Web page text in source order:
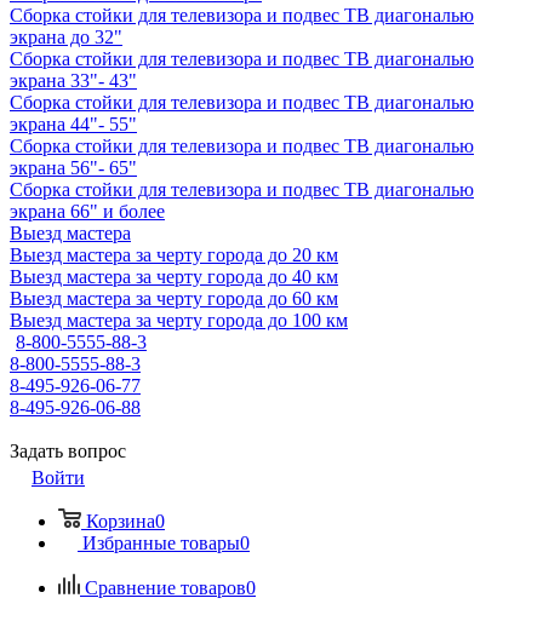
Сборка стойки для телевизора и подвес ТВ диагональю
экрана до 32"
Сборка стойки для телевизора и подвес ТВ диагональю
экрана 33"- 43"
Сборка стойки для телевизора и подвес ТВ диагональю
экрана 44"- 55"
Сборка стойки для телевизора и подвес ТВ диагональю
экрана 56"- 65"
Сборка стойки для телевизора и подвес ТВ диагональю
экрана 66" и более
Выезд мастера
Выезд мастера за черту города до 20 км
Выезд мастера за черту города до 40 км
Выезд мастера за черту города до 60 км
Выезд мастера за черту города до 100 км
8-800-5555-88-3
8-800-5555-88-3
8-495-926-06-77
8-495-926-06-88
Задать вопрос
Войти
Корзина0
Избранные товары0
Сравнение товаров0